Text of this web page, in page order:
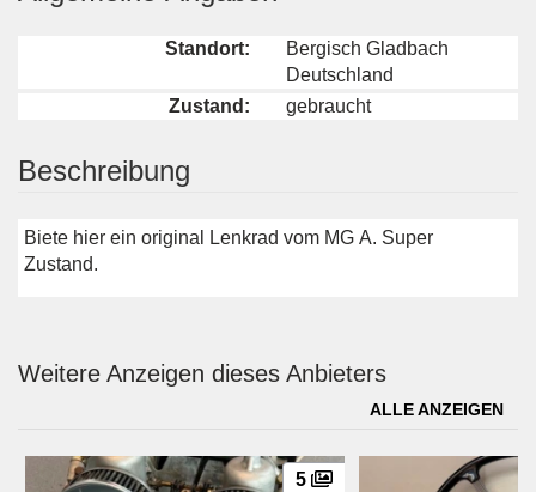
Standort:
Bergisch Gladbach
Deutschland
Zustand:
gebraucht
Beschreibung
Biete hier ein original Lenkrad vom MG A. Super
Zustand.
Weitere Anzeigen dieses Anbieters
ALLE ANZEIGEN
5